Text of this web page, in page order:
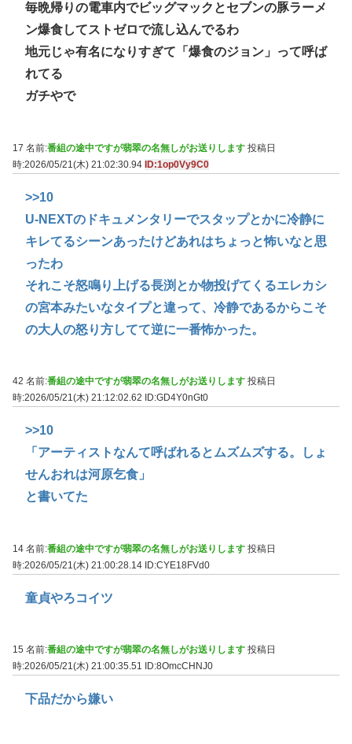
毎晩帰りの電車内でビッグマックとセブンの豚ラーメ
ン爆食してストゼロで流し込んでるわ
地元じゃ有名になりすぎて「爆食のジョン」って呼ば
れてる
ガチやで
17 名前:番組の途中ですが翡翠の名無しがお送りします 投稿日
時:2026/05/21(木) 21:02:30.94 ID:1op0Vy9C0
>>10
U-NEXTのドキュメンタリーでスタップとかに冷静に
キレてるシーンあったけどあれはちょっと怖いなと思
ったわ
それこそ怒鳴り上げる長渕とか物投げてくるエレカシ
の宮本みたいなタイプと違って、冷静であるからこそ
の大人の怒り方してて逆に一番怖かった。
42 名前:番組の途中ですが翡翠の名無しがお送りします 投稿日
時:2026/05/21(木) 21:12:02.62
ID:GD4Y0nGt0
>>10
「アーティストなんて呼ばれるとムズムズする。しょ
せんおれは河原乞食」
と書いてた
14 名前:番組の途中ですが翡翠の名無しがお送りします 投稿日
時:2026/05/21(木) 21:00:28.14 ID:CYE18FVd0
童貞やろコイツ
15 名前:番組の途中ですが翡翠の名無しがお送りします 投稿日
時:2026/05/21(木) 21:00:35.51
ID:8OmcCHNJ0
下品だから嫌い